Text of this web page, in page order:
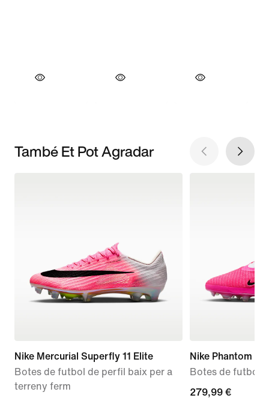
També Et Pot Agradar
Nike Mercurial Superfly 11 Elite
Botes de futbol de perfil baix per a
terreny ferm
Nike Phantom 6
Botes de futbol
279,99 €
279,99 €